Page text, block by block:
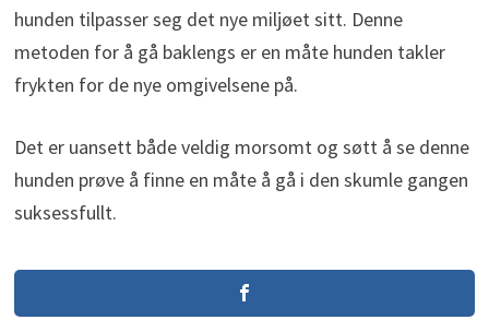
hunden tilpasser seg det nye miljøet sitt. Denne
metoden for å gå baklengs er en måte hunden takler
frykten for de nye omgivelsene på.
Det er uansett både veldig morsomt og søtt å se denne
hunden prøve å finne en måte å gå i den skumle gangen
suksessfullt.